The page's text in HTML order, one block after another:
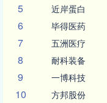
5 近岸蛋白
6 毕得医药
7 五洲医疗
8 耐科装备
9 一博科技
10 方邦股份